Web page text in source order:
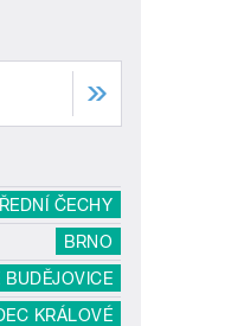
ČECHY
BRNO
BUDĚJOVICE
KRÁLOVÉ